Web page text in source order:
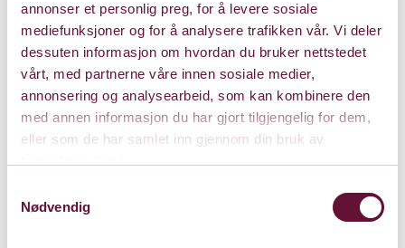
annonser et personlig preg, for å levere sosiale
mediefunksjoner og for å analysere trafikken vår. Vi deler
dessuten informasjon om hvordan du bruker nettstedet
vårt, med partnerne våre innen sosiale medier,
annonsering og analysearbeid, som kan kombinere den
med annen informasjon du har gjort tilgjengelig for dem,
eller som de har samlet inn gjennom din bruk av
Nødvendig